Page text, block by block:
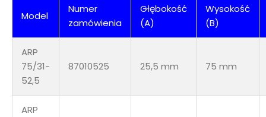
Model
Numer
zamówienia
Głębokość
(A)
Wysokość
(B)
ARP
75/31-
52,5
87010525 25,5 mm 75 mm
ARP